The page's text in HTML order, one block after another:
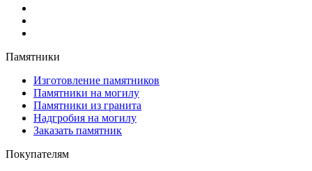
Памятники
Изготовление памятников
Памятники на могилу
Памятники из гранита
Надгробия на могилу
Заказать памятник
Покупателям